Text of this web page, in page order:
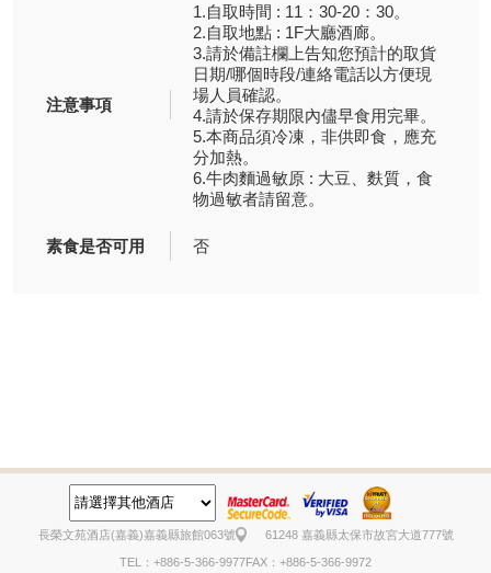
注意事項
1.自取時間 : 11：30-20：30。
2.自取地點 : 1F大廳酒廊。
3.請於備註欄上告知您預計的取貨
日期/哪個時段/連絡電話以方便現
場人員確認。
4.請於保存期限內儘早食用完畢。
5.本商品須冷凍，非供即食，應充
分加熱。
6.牛肉麵過敏原 : 大豆、麩質，食
物過敏者請留意。
素食是否可用 否
長榮文苑酒店(嘉義)嘉義縣旅館063號 61248 嘉義縣太保市故宮大道777號
TEL：+886-5-366-9977FAX：+886-5-366-9972